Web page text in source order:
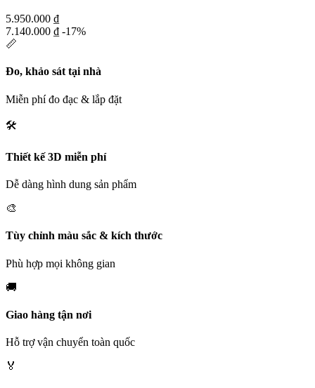
5.950.000 ₫
7.140.000 ₫ -17%
📏
Đo, khảo sát tại nhà
Miễn phí đo đạc & lắp đặt
🛠️
Thiết kế 3D miễn phí
Dễ dàng hình dung sản phẩm
🎨
Tùy chỉnh màu sắc & kích thước
Phù hợp mọi không gian
🚚
Giao hàng tận nơi
Hỗ trợ vận chuyển toàn quốc
🏅